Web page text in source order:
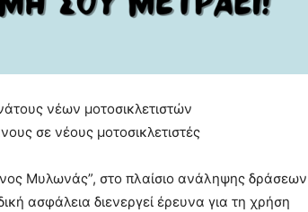
νέων μοτοσικλετιστών
σε νέους μοτοσικλετιστές
Μυλωνάς”, στο πλαίσιο ανάληψης δράσεων
ασφάλεια διενεργεί έρευνα για τη χρήση